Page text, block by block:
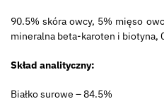
90.5% skóra owcy, 5% mięso
mineralna beta-karoten i biotyna,
Skład analityczny:
Białko surowe – 84.5%